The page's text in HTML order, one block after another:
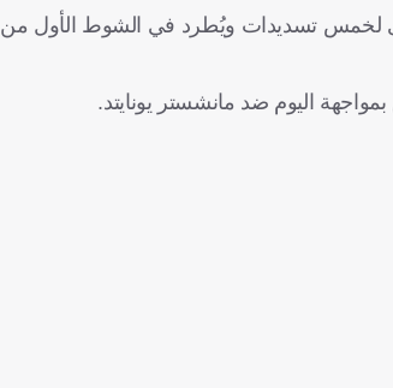
أنه أول حارس مرمى منذ تأسيس شبكة أوبتا، منذ موسم 2003-2004 يتصدى لخمس تسديدات ويُطرد في الشوط الأول من
اليوم ضد مانشستر يونايتد.